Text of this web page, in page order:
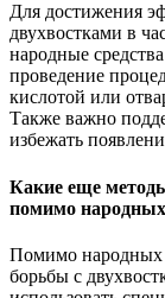
Для достижения
двухвостками в
народные
проведение
кислотой или
Также важно
избежать
Какие еще
помимо народных
Помимо народных
борьбы с